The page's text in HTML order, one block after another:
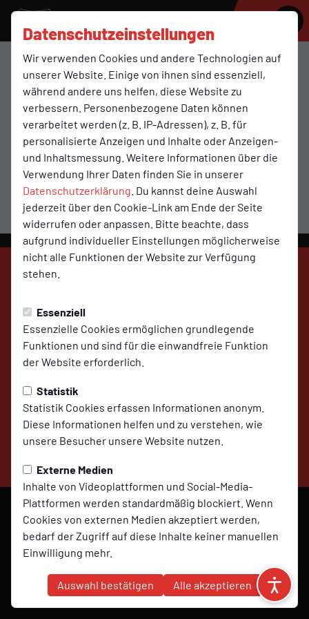
Datenschutzeinstellungen
Wir verwenden Cookies und andere Technologien auf
unserer Website. Einige von ihnen sind essenziell,
während andere uns helfen, diese Website zu
verbessern. Personenbezogene Daten können
verarbeitet werden (z. B. IP-Adressen), z. B. für
personalisierte Anzeigen und Inhalte oder Anzeigen-
und Inhaltsmessung. Weitere Informationen über die
Verwendung Ihrer Daten finden Sie in unserer
Datenschutzerklärung . Du kannst deine Auswahl
jederzeit über den Cookie-Link am Ende der Seite
widerrufen oder anpassen. Bitte beachte, dass
aufgrund individueller Einstellungen möglicherweise
nicht alle Funktionen der Website zur Verfügung
stehen.
Essenziell
Essenzielle Cookies ermöglichen grundlegende
Funktionen und sind für die einwandfreie Funktion
der Website erforderlich.
Statistik
Statistik Cookies erfassen Informationen anonym.
Diese Informationen helfen und zu verstehen, wie
unsere Besucher unsere Website nutzen.
Externe Medien
Inhalte von Videoplattformen und Social-Media-
Plattformen werden standardmäßig blockiert. Wenn
Cookies von externen Medien akzeptiert werden,
bedarf der Zugriff auf diese Inhalte keiner manuellen
Einwilligung mehr.
Marketing
Marketing-Cookies werden verwendet, um Ihnen
Auswahl bestätigen Alle akzeptieren
E2
Übersicht Funktionsteam
Spielplan und Ergebnisse
Aktuell finden keine Spiele statt.
auf Social Media folgen
ImpressumDatenschutzCookies
präsentiert von